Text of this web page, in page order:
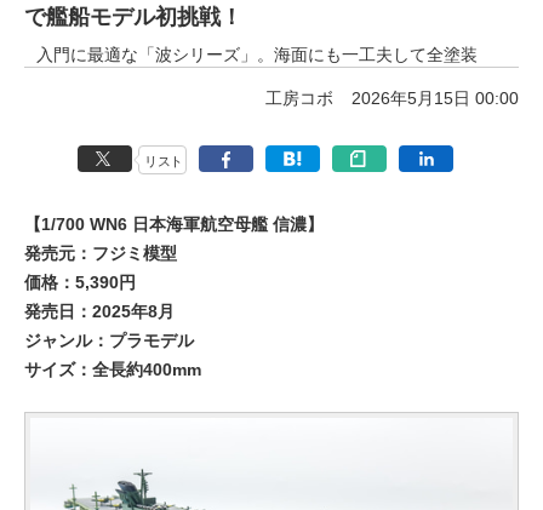
で艦船モデル初挑戦！
入門に最適な「波シリーズ」。海面にも一工夫して全塗装
工房コボ 2026年5月15日 00:00
リスト
【1/700 WN6 日本海軍航空母艦 信濃】
発売元：フジミ模型
価格：5,390円
発売日：2025年8月
ジャンル：プラモデル
サイズ：全長約400mm